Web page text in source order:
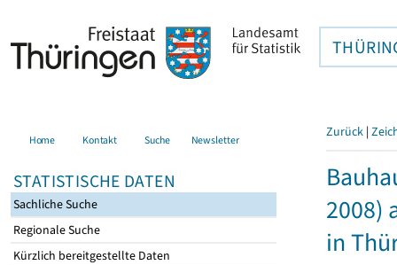
Home Kontakt Suche Newsletter
STATISTISCHE DATEN
Sachliche Suche
Regionale Suche
Kürzlich bereitgestellte Daten
Zurück |
2008)
in